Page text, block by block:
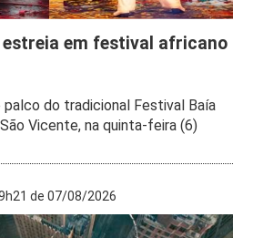
estreia em festival africano
palco do tradicional Festival Baía
Vicente, na quinta-feira (6)
de 07/08/2026